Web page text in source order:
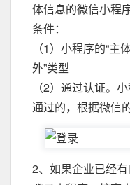
体信息的微信小程
条件：
（1）小程序的“主
外”类型
（2）通过认证。
通过的，根据微信
2、如果企业已经